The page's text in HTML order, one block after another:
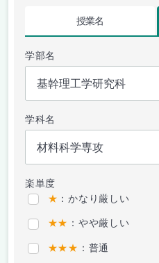
授業名
学部名
学科名
楽単度
★ ：かなり厳しい
★★ ：やや厳しい
★★★ ：普通